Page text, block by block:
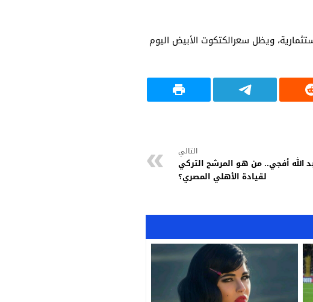
ويظل سعرالكتكوت الأبيض اليوم
التالي
الله أفجي.. من هو المرشح التركي
لقيادة الأهلي المصري؟